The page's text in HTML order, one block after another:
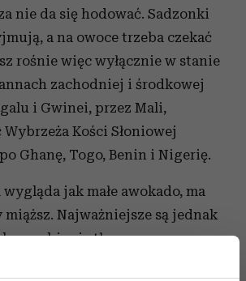
nie da się hodować. Sadzonki
a na owoce trzeba czekać
rośnie więc wyłącznie w stanie
zachodniej i środkowej
i Gwinei, przez Mali,
Wybrzeża Kości Słoniowej
Ghanę, Togo, Benin i Nigerię.
wygląda jak małe awokado, ma
miąższ. Najważniejsze są jednak
wyrabia się tłuszcz zwany
towarzyszy